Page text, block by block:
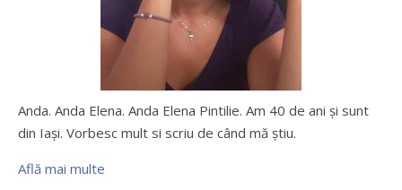
Anda. Anda Elena. Anda Elena Pintilie. Am 40 de ani şi sunt
din Iaşi. Vorbesc mult si scriu de când mă ştiu.
Află mai multe